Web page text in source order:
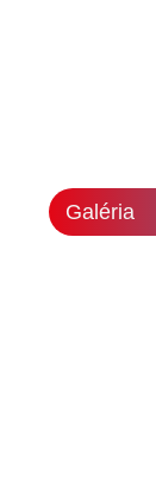
Galéria